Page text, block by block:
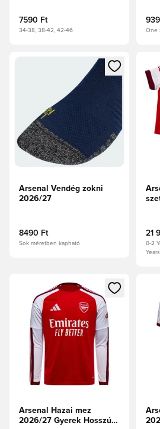
7590 Ft
34-38, 38-42, 42-46 One
Megnyit egy modált a
Arsenal Vendég zokni
2026/27
8490 Ft
Sok méretben kapható
21
0-2
Years
Megnyit egy modált a
Arsenal Hazai mez
2026/27 Gyerek Hosszú